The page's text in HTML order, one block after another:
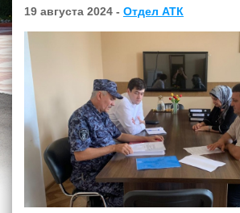
19 августа 2024 - Отдел АТК